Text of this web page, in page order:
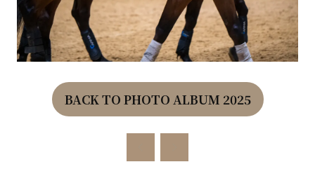
BACK TO PHOTO ALBUM 2025
(OPENS
NEW